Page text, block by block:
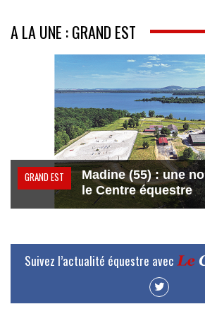
A LA UNE : GRAND EST
GRAND EST
Madine (55) : une
le Centre équestre
Suivez l’actualité équestre avec